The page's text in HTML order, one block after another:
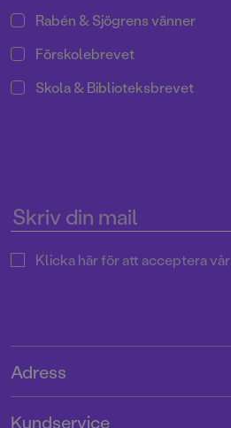
Rabén & Sjögrens vänner
Förskolebrevet
Skola & Biblioteksbrevet
Klicka här för att acceptera vår
Adress
Kundservice